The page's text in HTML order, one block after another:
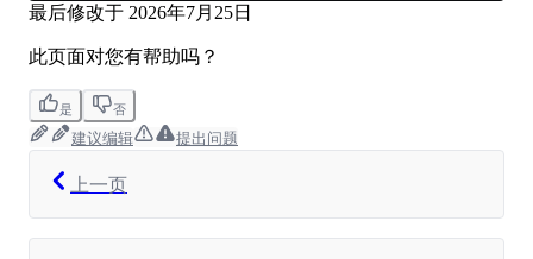
最后修改于 2026年7月25日
此页面对您有帮助吗？
是 否
建议编辑 提出问题
上一页